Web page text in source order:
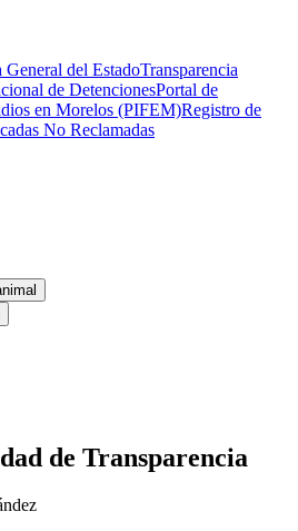
General del EstadoTransparencia
de DetencionesPortal de
en Morelos (PIFEM)Registro de
No Reclamadas
de Transparencia